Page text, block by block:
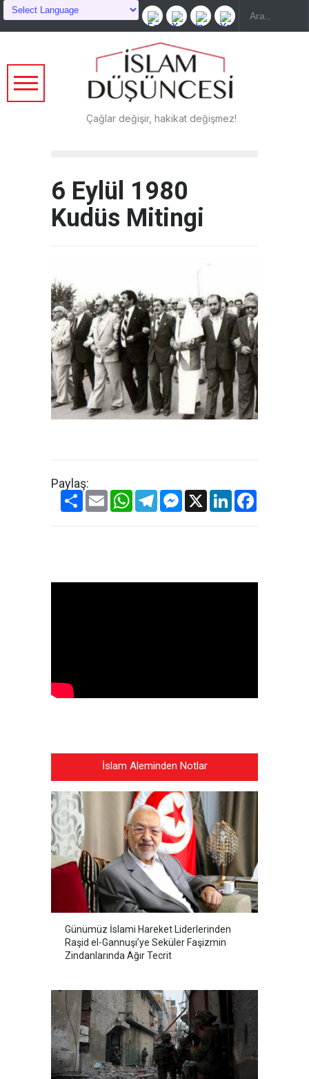
Çağlar değişir, hakikat değişmez!
6 Eylül 1980
Kudüs Mitingi
Paylaş:
Share Email WhatsAppTelegramMessenger
X LinkedIn
İslam Aleminden Notlar
Günümüz İslami Hareket Liderlerinden
Raşid el-Gannuşi’ye Seküler Faşizmin
Zindanlarında Ağır Tecrit